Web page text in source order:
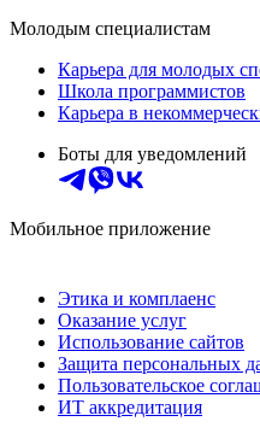
Молодым специалистам
Карьера для молодых
Школа программистов
Карьера в
Боты для уведомлений
Мобильное приложение
Этика и комплаенс
Оказание услуг
Использование сайтов
Защита персональных
Пользовательское
ИТ аккредитация